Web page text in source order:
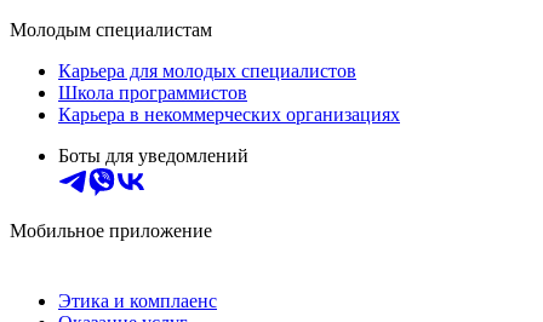
Молодым специалистам
Карьера для молодых специалистов
Школа программистов
Карьера в некоммерческих организациях
Боты для уведомлений
Мобильное приложение
Этика и комплаенс